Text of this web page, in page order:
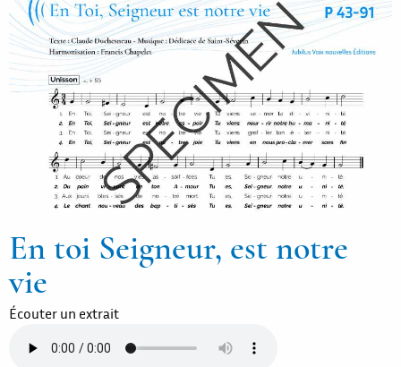
En toi Seigneur, est notre
vie
Écouter un extrait